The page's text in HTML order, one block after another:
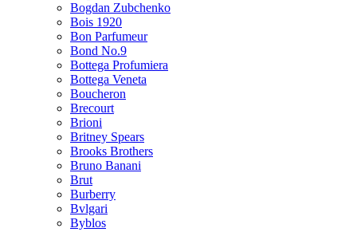
Bogdan Zubchenko
Bois 1920
Bon Parfumeur
Bond No.9
Bottega Profumiera
Bottega Veneta
Boucheron
Brecourt
Brioni
Britney Spears
Brooks Brothers
Bruno Banani
Brut
Burberry
Bvlgari
Byblos